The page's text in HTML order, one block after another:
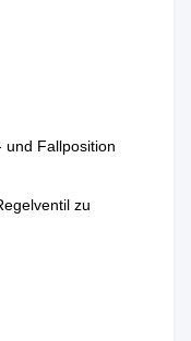
und Fallposition
zu